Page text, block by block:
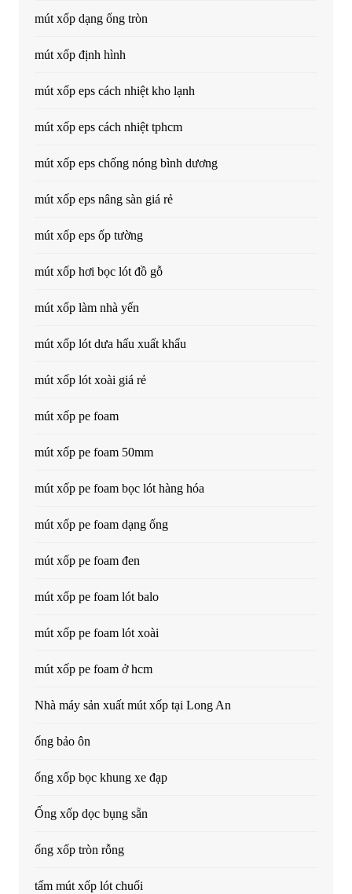
mút xốp dạng ống tròn
mút xốp định hình
mút xốp eps cách nhiệt kho lạnh
mút xốp eps cách nhiệt tphcm
mút xốp eps chống nóng bình dương
mút xốp eps nâng sàn giá rẻ
mút xốp eps ốp tường
mút xốp hơi bọc lót đồ gỗ
mút xốp làm nhà yến
mút xốp lót dưa hấu xuất khẩu
mút xốp lót xoài giá rẻ
mút xốp pe foam
mút xốp pe foam 50mm
mút xốp pe foam bọc lót hàng hóa
mút xốp pe foam dạng ống
mút xốp pe foam đen
mút xốp pe foam lót balo
mút xốp pe foam lót xoài
mút xốp pe foam ở hcm
Nhà máy sản xuất mút xốp tại Long An
ống bảo ôn
ống xốp bọc khung xe đạp
Ống xốp dọc bụng sẵn
ống xốp tròn rỗng
tấm mút xốp lót chuối